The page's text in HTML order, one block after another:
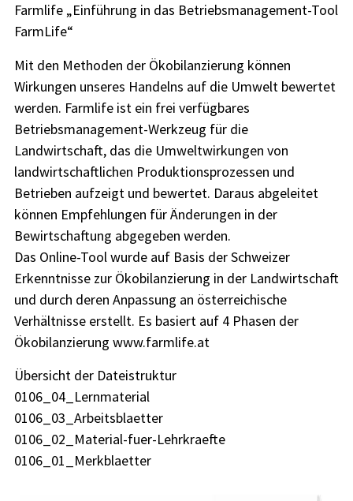
Farmlife „Einführung in das Betriebsmanagement-Tool
FarmLife“
Mit den Methoden der Ökobilanzierung können
Wirkungen unseres Handelns auf die Umwelt bewertet
werden. Farmlife ist ein frei verfügbares
Betriebsmanagement-Werkzeug für die
Landwirtschaft, das die Umweltwirkungen von
landwirtschaftlichen Produktionsprozessen und
Betrieben aufzeigt und bewertet. Daraus abgeleitet
können Empfehlungen für Änderungen in der
Bewirtschaftung abgegeben werden.
Das Online-Tool wurde auf Basis der Schweizer
Erkenntnisse zur Ökobilanzierung in der Landwirtschaft
und durch deren Anpassung an österreichische
Verhältnisse erstellt. Es basiert auf 4 Phasen der
Ökobilanzierung www.farmlife.at
Übersicht der Dateistruktur
0106_04_Lernmaterial
0106_03_Arbeitsblaetter
0106_02_Material-fuer-Lehrkraefte
0106_01_Merkblaetter